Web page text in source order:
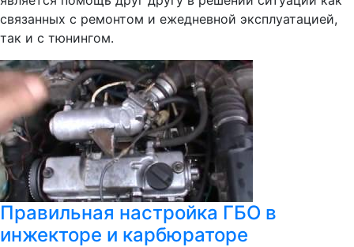
связанных с ремонтом и ежедневной эксплуатацией,
так и с тюнингом.
Правильная настройка ГБО в
инжекторе и карбюраторе